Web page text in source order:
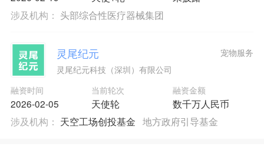
涉及机构： 头部综合性医疗器械集团
灵尾纪元
灵尾纪元科技（深圳）有限公司
融资时间
2026-02-05
当前轮次
天使轮
融资金额
数千万人民币
宠物服务
涉及机构： 天空工场创投基金 地方政府引导基金